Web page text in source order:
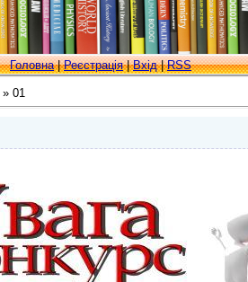
Головна|Реєстрація|Вхід|RSS
» 01